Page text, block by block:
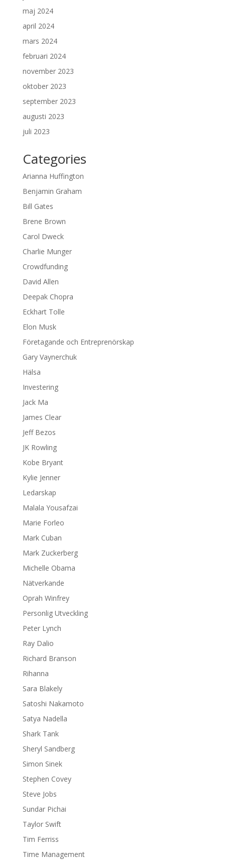
maj 2024
april 2024
mars 2024
februari 2024
november 2023
oktober 2023
september 2023
augusti 2023
juli 2023
Categories
Arianna Huffington
Benjamin Graham
Bill Gates
Brene Brown
Carol Dweck
Charlie Munger
Crowdfunding
David Allen
Deepak Chopra
Eckhart Tolle
Elon Musk
Företagande och Entreprenörskap
Gary Vaynerchuk
Hälsa
Investering
Jack Ma
James Clear
Jeff Bezos
JK Rowling
Kobe Bryant
Kylie Jenner
Ledarskap
Malala Yousafzai
Marie Forleo
Mark Cuban
Mark Zuckerberg
Michelle Obama
Nätverkande
Oprah Winfrey
Personlig Utveckling
Peter Lynch
Ray Dalio
Richard Branson
Rihanna
Sara Blakely
Satoshi Nakamoto
Satya Nadella
Shark Tank
Sheryl Sandberg
Simon Sinek
Stephen Covey
Steve Jobs
Sundar Pichai
Taylor Swift
Tim Ferriss
Time Management